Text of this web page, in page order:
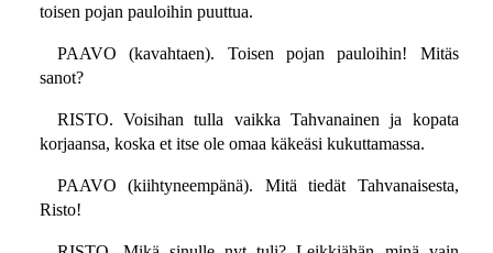
toisen pojan pauloihin puuttua.
PAAVO (kavahtaen). Toisen pojan pauloihin! Mitäs
sanot?
RISTO. Voisihan tulla vaikka Tahvanainen ja kopata
korjaansa, koska et itse ole omaa käkeäsi kukuttamassa.
PAAVO (kiihtyneempänä). Mitä tiedät Tahvanaisesta,
Risto!